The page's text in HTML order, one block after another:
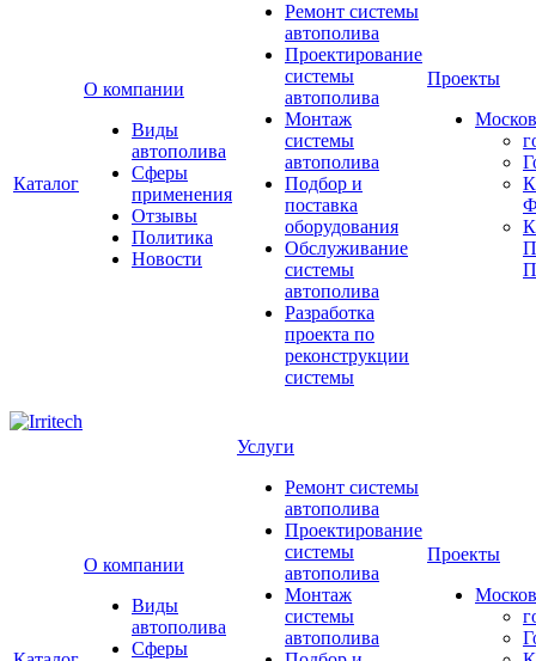
Каталог
О компании
Виды
автополива
Сферы
применения
Отзывы
Политика
Новости
Ремонт системы
автополива
Проектирование
системы
автополива
Монтаж
системы
автополива
Подбор и
поставка
оборудования
Обслуживание
системы
автополива
Разработка
проекта по
реконструкции
системы
Проекты
О компании
Виды
автополива
Сферы
Услуги
Ремонт системы
автополива
Проектирование
системы
автополива
Монтаж
системы
автополива
Проекты